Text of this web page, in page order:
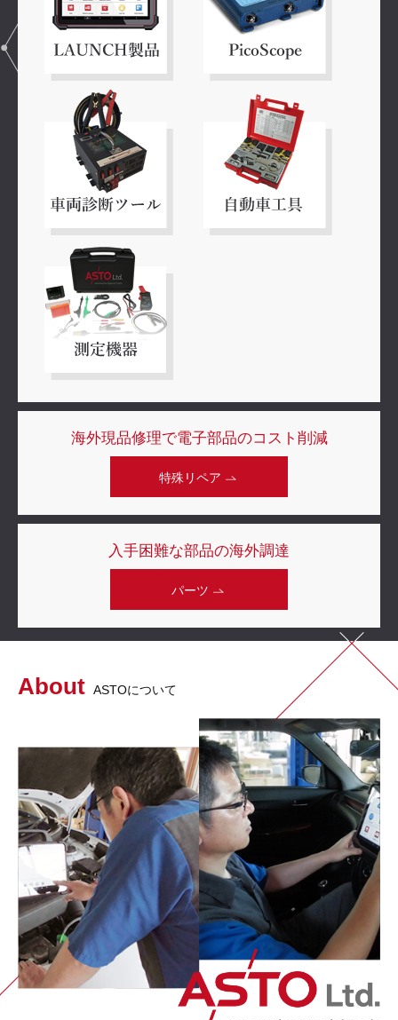
海外現品修理で電子部品のコスト削減
特殊リペア
入手困難な部品の海外調達
パーツ
About ASTOについて